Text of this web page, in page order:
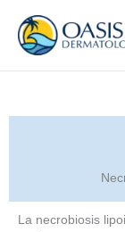
content
La necrobiosis